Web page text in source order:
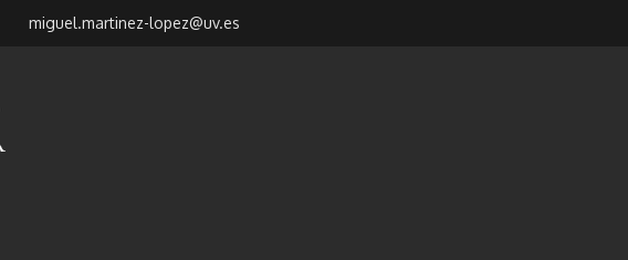
miguel.martinez-lopez@uv.es